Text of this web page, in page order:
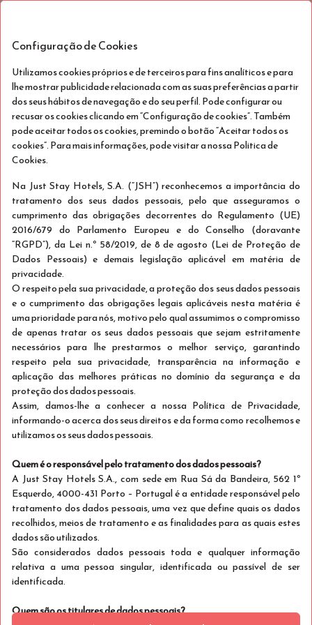
Seg, Ago 10 - Qua, Ago 12
!
Infelizmente, não temos disponibilidade no nosso
hotel para as datas selecionadas. Por favor, considere
GRANDE HOTEL PARIS by STAY HOTELS
Visitar Website
Reservar Agora a partir de €182
noites
Configuração de Cookies
Utilizamos cookies próprios e de terceiros para fins analíticos e para
lhe mostrar publicidade relacionada com as suas preferências a partir
dos seus hábitos de navegação e do seu perfil. Pode configurar ou
recusar os cookies clicando em “Configuração de cookies”. Também
pode aceitar todos os cookies, premindo o botão “Aceitar todos os
cookies”. Para mais informações, pode visitar a nossa Politica de
Cookies.
Na Just Stay Hotels, S.A. (“JSH”) reconhecemos a importância do
tratamento dos seus dados pessoais, pelo que asseguramos o
cumprimento das obrigações decorrentes do Regulamento (UE)
2016/679 do Parlamento Europeu e do Conselho (doravante
“RGPD”), da Lei n.º 58/2019, de 8 de agosto (Lei de Proteção de
Dados Pessoais) e demais legislação aplicável em matéria de
privacidade.
O respeito pela sua privacidade, a proteção dos seus dados pessoais
e o cumprimento das obrigações legais aplicáveis nesta matéria é
uma prioridade para nós, motivo pelo qual assumimos o compromisso
de apenas tratar os seus dados pessoais que sejam estritamente
necessários para lhe prestarmos o melhor serviço, garantindo
respeito pela sua privacidade, transparência na informação e
aplicação das melhores práticas no domínio da segurança e da
proteção dos dados pessoais.
Assim, damos-lhe a conhecer a nossa Política de Privacidade,
informando-o acerca dos seus direitos e da forma como recolhemos e
utilizamos os seus dados pessoais.
Quem é o responsável pelo tratamento dos dados pessoais?
A Just Stay Hotels S.A., com sede em Rua Sá da Bandeira, 562 1º
Esquerdo, 4000-431 Porto – Portugal é a entidade responsável pelo
tratamento dos dados pessoais, uma vez que define quais os dados
recolhidos, meios de tratamento e as finalidades para as quais estes
dados são utilizados.
São considerados dados pessoais toda e qualquer informação
relativa a uma pessoa singular, identificada ou passível de ser
identificada.
Quem são os titulares de dados pessoais?